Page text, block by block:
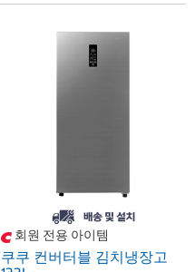
회원 전용 아이템
쿠쿠 컨버터블 김치냉장고